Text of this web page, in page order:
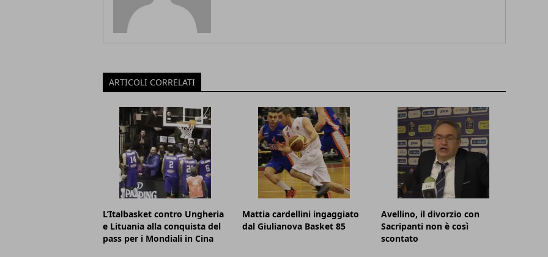
ARTICOLI CORRELATI
L’Italbasket contro Ungheria
e Lituania alla conquista del
pass per i Mondiali in Cina
Mattia cardellini ingaggiato
dal Giulianova Basket 85
Avellino, il divorzio con
Sacripanti non è così
scontato